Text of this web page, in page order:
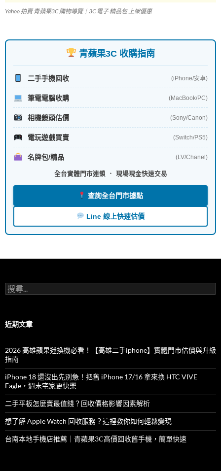
Yahoo 拍賣 青蘋果3C 購物導覽｜3C 電子 精品包 上架優惠
青蘋果3C 收購指南
二手手機回收 (iPhone/安卓)
筆電電腦收購 (MacBook/PC)
相機鏡頭估價 (Sony/Canon)
電玩遊戲買賣 (Switch/PS5)
名牌包/精品 (LV/Chanel)
全台實體門市連鎖 ． 現場現金快速交易
查詢全台門市據點
Line 線上快速估價
搜
尋
字:
近期文章
2026 高雄蘋果迷換機必看！【高雄二手iphone】實體門市估價與升級
指南
iPhone 18 還沒出先別急！把舊 iPhone 17/16 拿來換 HTC VIVE
Eagle，週末宅家更快樂
二手平板怎麼賣最值錢？回收價格影響因素解析
想了解 Apple Watch 回收服務？這裡教你如何輕鬆變現
台南本地手機店推薦｜青蘋果3C高價回收舊手機，簡單快速